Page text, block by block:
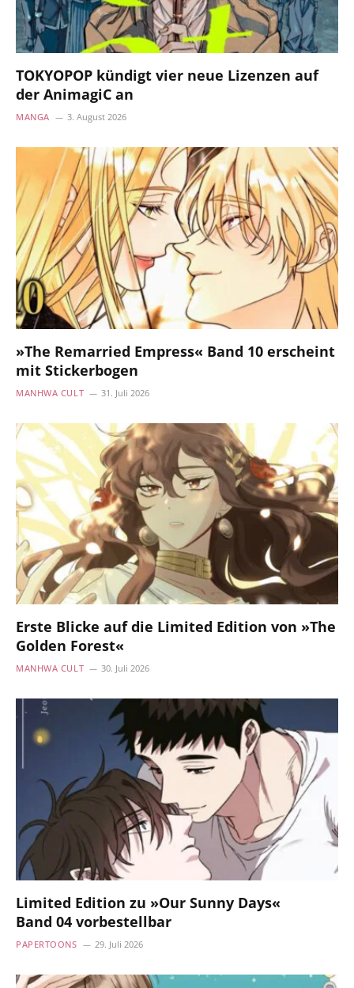
TOKYOPOP kündigt vier neue Lizenzen auf
der AnimagiC an
MANGA 3. August 2026
»The Remarried Empress« Band 10 erscheint
mit Stickerbogen
MANHWA CULT 31. Juli 2026
Erste Blicke auf die Limited Edition von »The
Golden Forest«
MANHWA CULT 30. Juli 2026
Limited Edition zu »Our Sunny Days«
Band 04 vorbestellbar
PAPERTOONS 29. Juli 2026